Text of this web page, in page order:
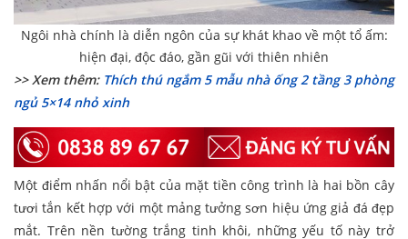
Ngôi nhà chính là diễn ngôn của sự khát khao về một tổ ấm:
hiện đại, độc đáo, gần gũi với thiên nhiên
>> Xem thêm: Thích thú ngắm 5 mẫu nhà ống 2 tầng 3 phòng
ngủ 5×14 nhỏ xinh
Một điểm nhấn nổi bật của mặt tiền công trình là hai bồn cây
tươi tắn kết hợp với một mảng tưởng sơn hiệu ứng giả đá đẹp
mắt. Trên nền tường trắng tinh khôi, những yếu tố này trở